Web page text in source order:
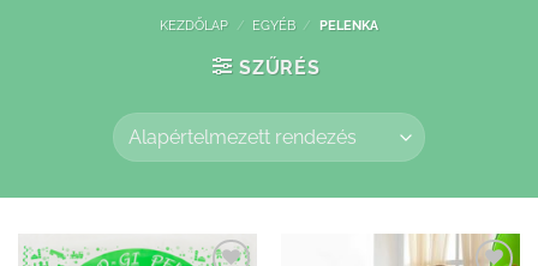
KEZDŐLAP / EGYÉB / PELENKA
SZŰRÉS